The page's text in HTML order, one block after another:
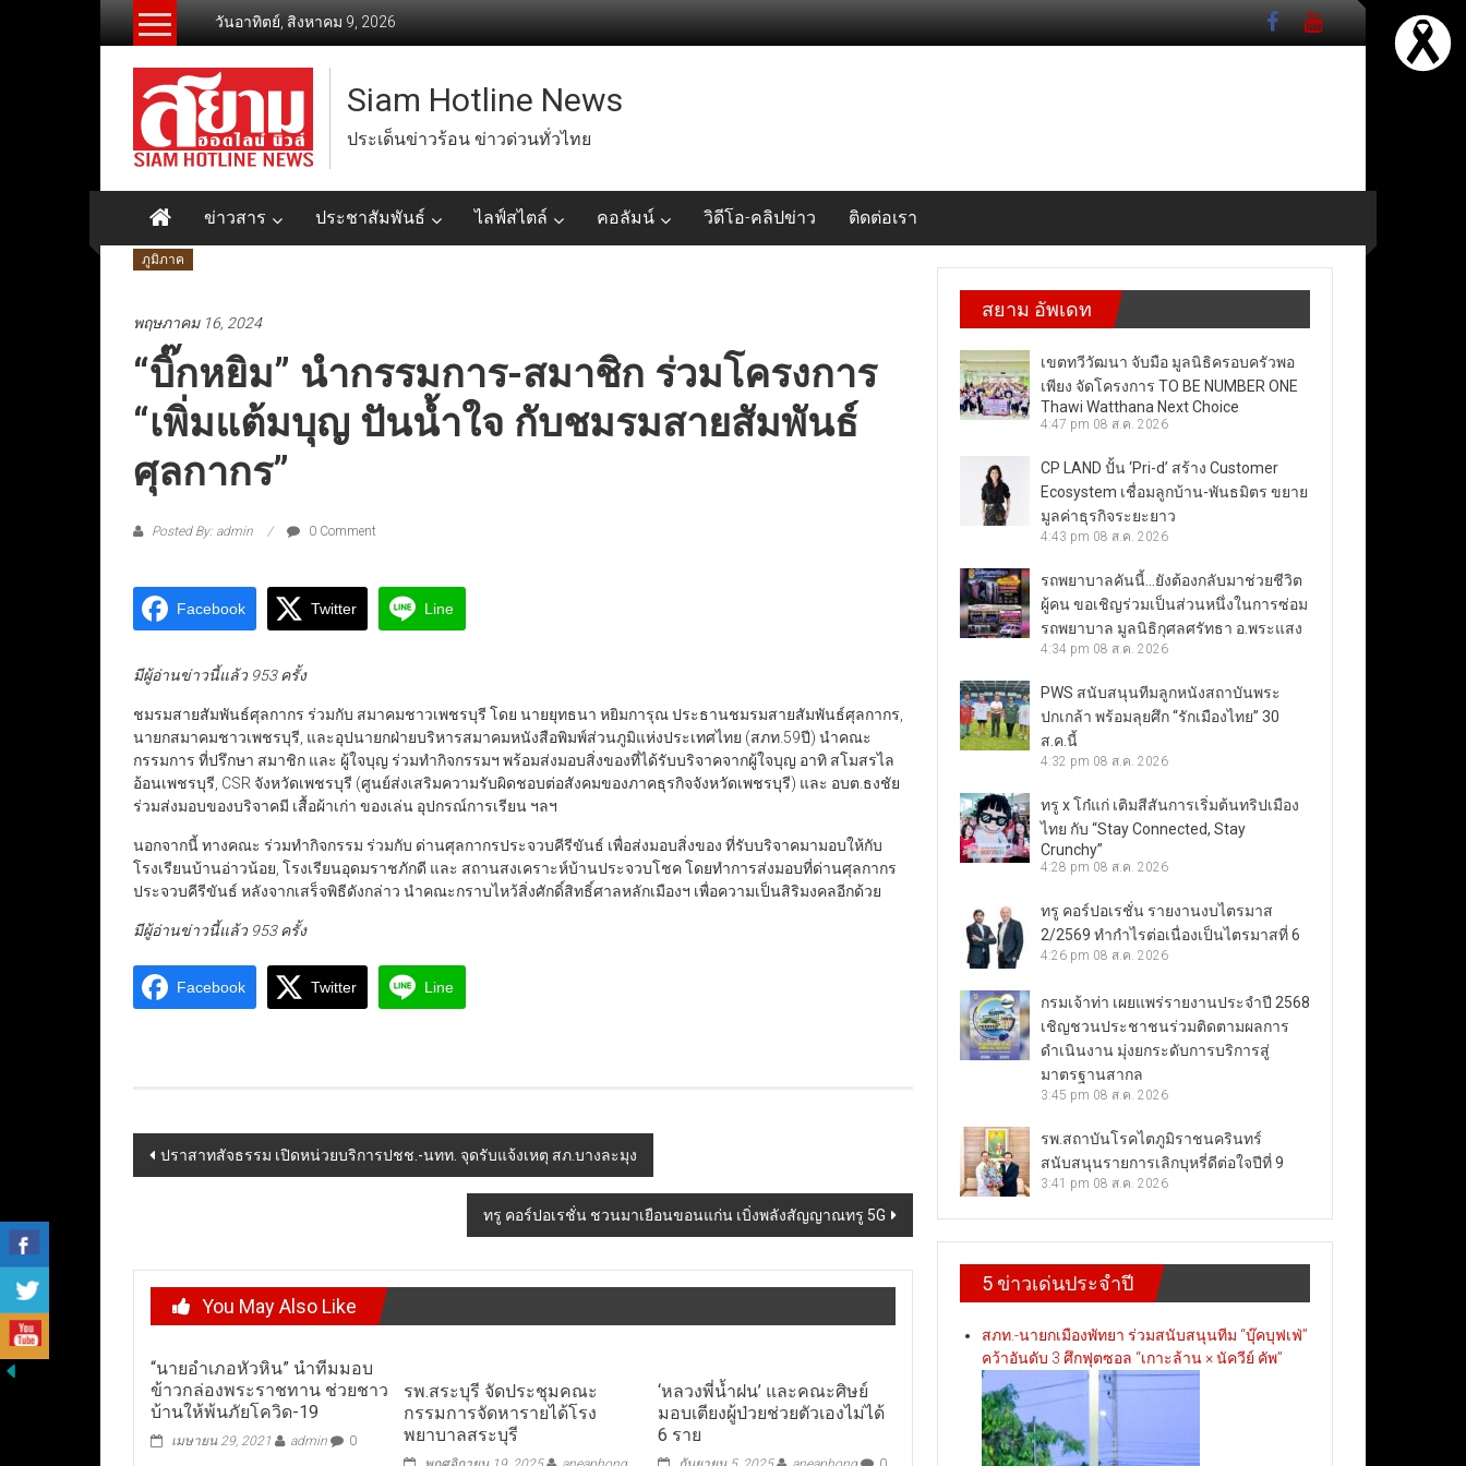
วันอาทิตย์, สิงหาคม 9, 2026
Siam Hotline News
ประเด็นข่าวร้อน ข่าวด่วนทั่วไทย
ข่าวสาร ประชาสัมพันธ์ ไลฟ์สไตล์ คอลัมน์ วิดีโอ-คลิปข่าว ติดต่อเรา
ภูมิภาค
พฤษภาคม 16, 2024
“บิ๊กหยิม” นำกรรมการ-สมาชิก ร่วมโครงการ
“เพิ่มแต้มบุญ​ ปันน้ำใจ กับชมรมสายสัมพันธ์
ศุลกากร”
Posted By: admin 0 Comment
Facebook Twitter Line
มีผู้อ่านข่าวนี้แล้ว 953 ครั้ง
ชมรมสายสัมพันธ์ศุลกากร ร่วมกับ สมาคมชาวเพชรบุรี โดย นายยุทธนา หยิมการุณ​ ประธานชมรมสายสัมพันธ์ศุลกากร,
นายกสมาคมชาวเพชรบุรี, และอุปนายกฝ่ายบริหารสมาคมหนังสือพิมพ์ส่วนภูมิแห่งประเทศไทย (สภท.59ปี) นำคณะ
กรรมการ ที่ปรึกษา สมาชิก และ ผู้ใจบุญ​ ร่วมทำกิจกรรมฯ พร้อมส่งมอบสิ่งของที่ได้รับบริจาค​จากผู้ใจบุญ​ อาทิ สโมสรไล
อ้อนเพชรบุรี, CSR จังหวัดเพชรบุรี (ศูนย์ส่งเสริมความรับผิดชอบต่อสังคมของภาคธุรกิจจังหวัดเพชรบุรี)​ และ อบต.ธงชัย
ร่วมส่งมอบของบริจาค​มี เสื้อผ้าเก่า​ ของเล่น​ อุปกรณ์การเรียน ฯลฯ​
นอกจากนี้ ​ทางคณะ ร่วมทำกิจกรรม ​ร่วมกับ ด่านศุลกากรประจวบคีรีขันธ์​ เพื่อส่งมอบสิ่งของ ที่รับบริจาคมา​มอบให้กับ
โรงเรียนบ้านอ่าวน้อย, โรงเรียนอุดมราชภักดี และ สถานสงเคราะห์บ้านประจวบโชค โดยทำการส่งมอบที่ด่านศุลกากร
ประจวบคีรีขันธ์ หลังจากเสร็จพิธีดังกล่าว​ นำคณะกราบไหว้สิ่งศักดิ์สิทธิ์ศาลหลักเมืองฯ เพื่อความเป็นสิริมงคลอีกด้วย
มีผู้อ่านข่าวนี้แล้ว 953 ครั้ง
Facebook Twitter Line
Post
ปราสาทสัจธรรม เปิดหน่วยบริการปชช.-นทท. จุดรับแจ้งเหตุ สภ.บางละมุง
ทรู คอร์ปอเรชั่น ชวนมาเยือนขอนแก่น เบิ่งพลังสัญญาณทรู 5G
You May Also Like
“นายอำเภอหัวหิน” นำทีมมอบ
ข้าวกล่องพระราชทาน ช่วยชาว
บ้านให้พ้นภัยโควิด-19
เมษายน 29, 2021 admin 0
รพ.สระบุรี​ จัดประชุมคณะ
กรรมการจัดหารายได้โรง
พยาบาลสระบุรี​
‘หลวงพี่น้ำฝน’ และคณะศิษย์
มอบเตียงผู้ป่วยช่วยตัวเองไม่ได้
6 ราย
สยาม อัพเดท
เขตทวีวัฒนา จับมือ มูลนิธิครอบครัวพอ
เพียง จัดโครงการ TO BE NUMBER ONE
Thawi Watthana Next Choice
4:47 pm 08 ส.ค. 2026
CP LAND ปั้น ‘Pri-d’ สร้าง Customer
Ecosystem เชื่อมลูกบ้าน-พันธมิตร ขยาย
มูลค่าธุรกิจระยะยาว
4:43 pm 08 ส.ค. 2026
รถพยาบาลคันนี้…ยังต้องกลับมาช่วยชีวิต
ผู้คน ขอเชิญร่วมเป็นส่วนหนึ่งในการซ่อม
รถพยาบาล มูลนิธิกุศลศรัทธา อ.พระแสง
4:34 pm 08 ส.ค. 2026
PWS สนับสนุนทีมลูกหนังสถาบันพระ
ปกเกล้า พร้อมลุยศึก “รักเมืองไทย” 30
ส.ค.นี้
4:32 pm 08 ส.ค. 2026
ทรู x โก๋แก่ เติมสีสันการเริ่มต้นทริปเมือง
ไทย กับ “Stay Connected, Stay
Crunchy”
4:28 pm 08 ส.ค. 2026
ทรู คอร์ปอเรชั่น รายงานงบไตรมาส
2/2569 ทำกำไรต่อเนื่องเป็นไตรมาสที่ 6
4:26 pm 08 ส.ค. 2026
กรมเจ้าท่า เผยแพร่รายงานประจำปี 2568
เชิญชวนประชาชนร่วมติดตามผลการ
ดำเนินงาน มุ่งยกระดับการบริการสู่
มาตรฐานสากล
3:45 pm 08 ส.ค. 2026
รพ.สถาบันโรคไตภูมิราชนครินทร์
สนับสนุนรายการเลิกบุหรี่ดีต่อใจปีที่ 9
3:41 pm 08 ส.ค. 2026
5 ข่าวเด่นประจำปี
สภท.-นายกเมืองพัทยา ร่วมสนับสนุนทีม “บุ๊คบุฟเฟ่”
คว้าอันดับ 3 ศึกฟุตซอล “เกาะล้าน × นัควีย์ คัพ”